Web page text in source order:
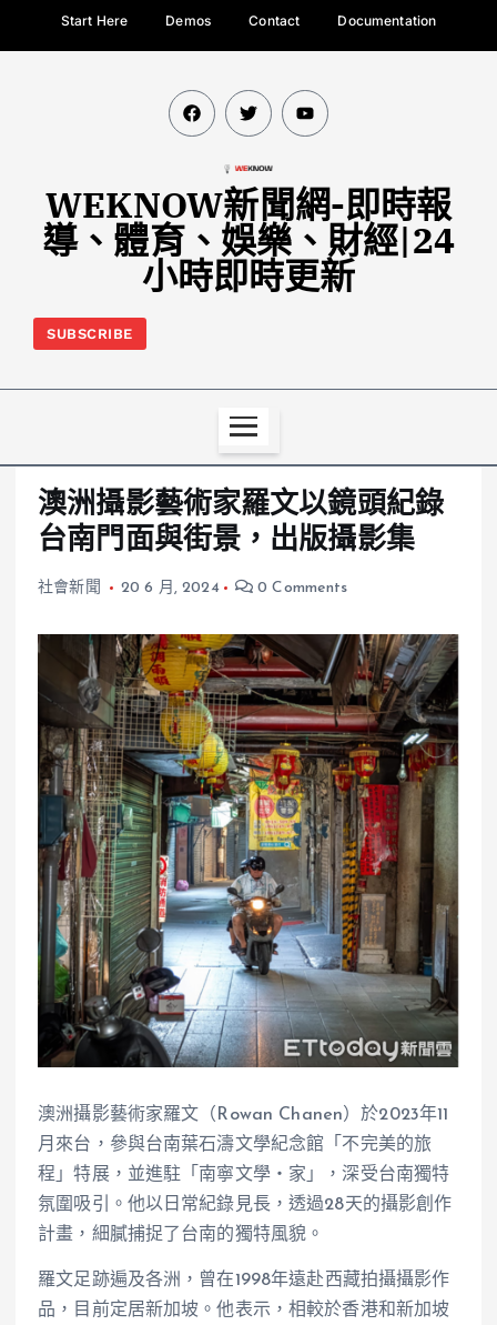
Start Here Demos Contact Documentation
WEKNOW新聞網-即時報
導、體育、娛樂、財經|24
小時即時更新
SUBSCRIBE
澳洲攝影藝術家羅文以鏡頭紀錄
台南門面與街景，出版攝影集
社會新聞 20 6 月, 2024 0 Comments
澳洲攝影藝術家羅文（Rowan Chanen）於2023年11
月來台，參與台南葉石濤文學紀念館「不完美的旅
程」特展，並進駐「南寧文學‧家」，深受台南獨特
氛圍吸引。他以日常紀錄見長，透過28天的攝影創作
計畫，細膩捕捉了台南的獨特風貌。
羅文足跡遍及各洲，曾在1998年遠赴西藏拍攝攝影作
品，目前定居新加坡。他表示，相較於香港和新加坡